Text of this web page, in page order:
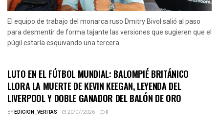
El equipo de trabajo del monarca ruso Dmitry Bivol salió al paso
para desmentir de forma tajante las versiones que sugieren que el
púgil estaría esquivando una tercera...
LUTO EN EL FÚTBOL MUNDIAL: BALOMPIÉ BRITÁNICO
LLORA LA MUERTE DE KEVIN KEEGAN, LEYENDA DEL
LIVERPOOL Y DOBLE GANADOR DEL BALÓN DE ORO
BYEDICION_VERITAS 20/07/2026 0